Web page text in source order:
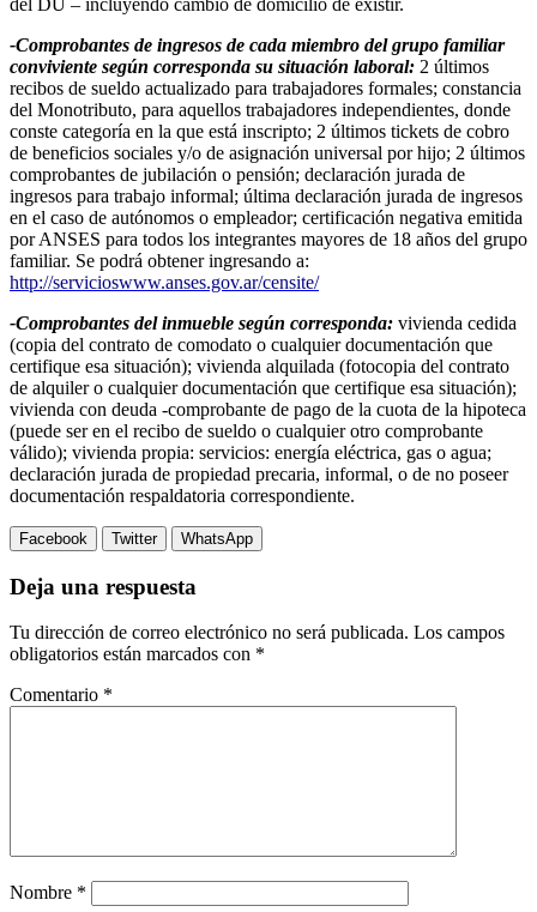
-Comprobantes de ingresos de cada miembro del grupo familiar
conviviente según corresponda su situación laboral: 2 últimos
recibos de sueldo actualizado para trabajadores formales; constancia
del Monotributo, para aquellos trabajadores independientes, donde
conste categoría en la que está inscripto; 2 últimos tickets de cobro
de beneficios sociales y/o de asignación universal por hijo; 2 últimos
comprobantes de jubilación o pensión; declaración jurada de
ingresos para trabajo informal; última declaración jurada de ingresos
en el caso de autónomos o empleador; certificación negativa emitida
por ANSES para todos los integrantes mayores de 18 años del grupo
familiar. Se podrá obtener ingresando a:
http://servicioswww.anses.gov.ar/censite/
-Comprobantes del inmueble según corresponda: vivienda cedida
(copia del contrato de comodato o cualquier documentación que
certifique esa situación); vivienda alquilada (fotocopia del contrato
de alquiler o cualquier documentación que certifique esa situación);
vivienda con deuda -comprobante de pago de la cuota de la hipoteca
(puede ser en el recibo de sueldo o cualquier otro comprobante
válido); vivienda propia: servicios: energía eléctrica, gas o agua;
declaración jurada de propiedad precaria, informal, o de no poseer
documentación respaldatoria correspondiente.
Facebook Twitter WhatsApp
Deja una respuesta
Tu dirección de correo electrónico no será publicada. Los campos
obligatorios están marcados con *
Comentario *
Nombre *